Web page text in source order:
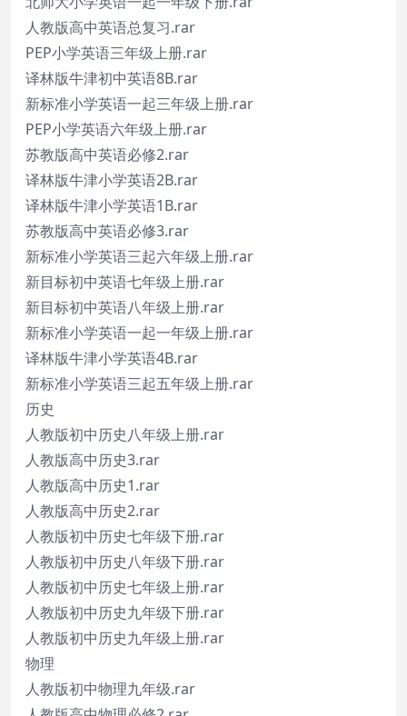
人教版高中英语总复习.rar
PEP小学英语三年级上册.rar
译林版牛津初中英语8B.rar
新标准小学英语一起三年级上册.rar
PEP小学英语六年级上册.rar
苏教版高中英语必修2.rar
译林版牛津小学英语2B.rar
译林版牛津小学英语1B.rar
苏教版高中英语必修3.rar
新标准小学英语三起六年级上册.rar
新目标初中英语七年级上册.rar
新目标初中英语八年级上册.rar
新标准小学英语一起一年级上册.rar
译林版牛津小学英语4B.rar
新标准小学英语三起五年级上册.rar
历史
人教版初中历史八年级上册.rar
人教版高中历史3.rar
人教版高中历史1.rar
人教版高中历史2.rar
人教版初中历史七年级下册.rar
人教版初中历史八年级下册.rar
人教版初中历史七年级上册.rar
人教版初中历史九年级下册.rar
人教版初中历史九年级上册.rar
物理
人教版初中物理九年级.rar